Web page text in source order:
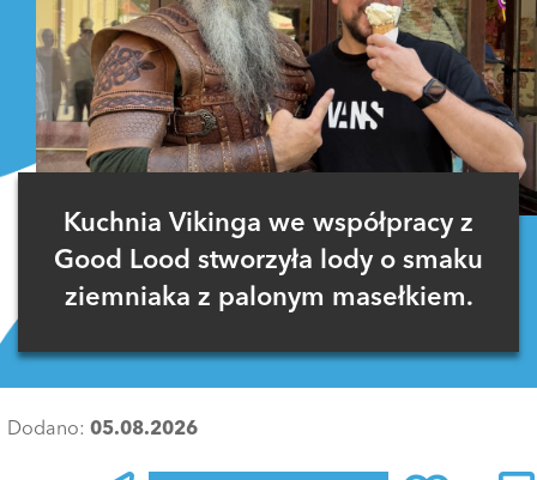
Kuchnia Vikinga we współpracy z
Good Lood stworzyła lody o smaku
ziemniaka z palonym masełkiem.
Dodano: 05.08.2026